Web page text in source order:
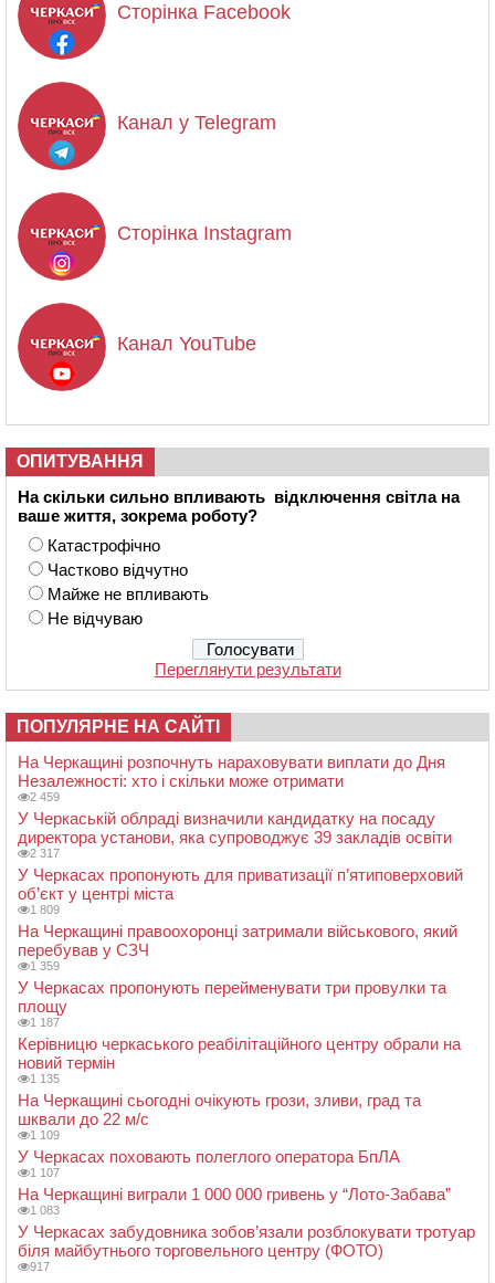
Сторінка Facebook
Канал у Telegram
Сторінка Instagram
Канал YouTube
ОПИТУВАННЯ
На скільки сильно впливають відключення світла на
ваше життя, зокрема роботу?
Катастрофічно
Частково відчутно
Майже не впливають
Не відчуваю
Переглянути результати
ПОПУЛЯРНЕ НА САЙТІ
На Черкащині розпочнуть нараховувати виплати до Дня
Незалежності: хто і скільки може отримати
2 459
У Черкаській облраді визначили кандидатку на посаду
директора установи, яка супроводжує 39 закладів освіти
2 317
У Черкасах пропонують для приватизації п’ятиповерховий
об’єкт у центрі міста
1 809
На Черкащині правоохоронці затримали військового, який
перебував у СЗЧ
1 359
У Черкасах пропонують перейменувати три провулки та
площу
1 187
Керівницю черкаського реабілітаційного центру обрали на
новий термін
1 135
На Черкащині сьогодні очікують грози, зливи, град та
шквали до 22 м/с
1 109
У Черкасах поховають полеглого оператора БпЛА
1 107
На Черкащині виграли 1 000 000 гривень у “Лото-Забава”
1 083
У Черкасах забудовника зобов’язали розблокувати тротуар
біля майбутнього торговельного центру (ФОТО)
917